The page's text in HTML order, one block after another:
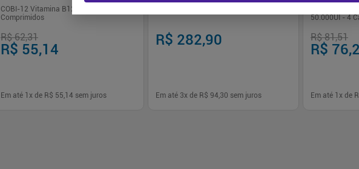
COBI-12 Vitamina B12 1000mcg - 60
Comprimidos
R$ 62,31
R$ 55,14
Em até 1 x de R$ 55,14 sem juros
R$ 282,90
Em até 3x de R$ 94,30 sem juros
Sany D
50.000UI - 4
R$ 81,51
R$
Em até 1 x de